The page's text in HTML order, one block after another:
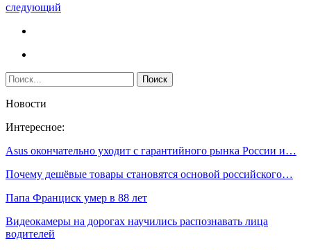
следующий
Новости
Интересное:
Asus окончательно уходит с гарантийного рынка России и…
Почему дешёвые товары становятся основой российского…
Папа Франциск умер в 88 лет
Видеокамеры на дорогах научились распознавать лица
водителей